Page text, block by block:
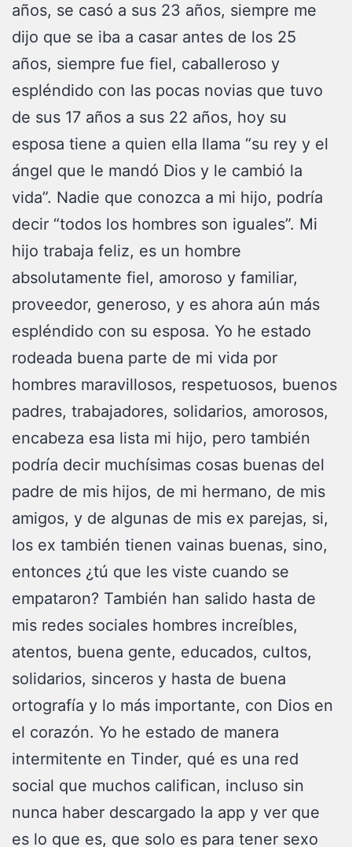
años, se casó a sus 23 años, siempre me
dijo que se iba a casar antes de los 25
años, siempre fue fiel, caballeroso y
espléndido con las pocas novias que tuvo
de sus 17 años a sus 22 años, hoy su
esposa tiene a quien ella llama “su rey y el
ángel que le mandó Dios y le cambió la
vida”. Nadie que conozca a mi hijo, podría
decir “todos los hombres son iguales”. Mi
hijo trabaja feliz, es un hombre
absolutamente fiel, amoroso y familiar,
proveedor, generoso, y es ahora aún más
espléndido con su esposa. Yo he estado
rodeada buena parte de mi vida por
hombres maravillosos, respetuosos, buenos
padres, trabajadores, solidarios, amorosos,
encabeza esa lista mi hijo, pero también
podría decir muchísimas cosas buenas del
padre de mis hijos, de mi hermano, de mis
amigos, y de algunas de mis ex parejas, si,
los ex también tienen vainas buenas, sino,
entonces ¿tú que les viste cuando se
empataron? También han salido hasta de
mis redes sociales hombres increíbles,
atentos, buena gente, educados, cultos,
solidarios, sinceros y hasta de buena
ortografía y lo más importante, con Dios en
el corazón. Yo he estado de manera
intermitente en Tinder, qué es una red
social que muchos califican, incluso sin
nunca haber descargado la app y ver que
es lo que es, que solo es para tener sexo